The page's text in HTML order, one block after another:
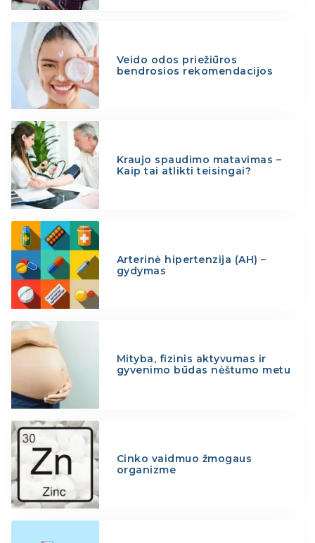
Veido odos priežiūros
bendrosios rekomendacijos
Kraujo spaudimo matavimas –
Kaip tai atlikti teisingai?
Arterinė hipertenzija (AH) –
gydymas
Mityba, fizinis aktyvumas ir
gyvenimo būdas nėštumo metu
Cinko vaidmuo žmogaus
organizme